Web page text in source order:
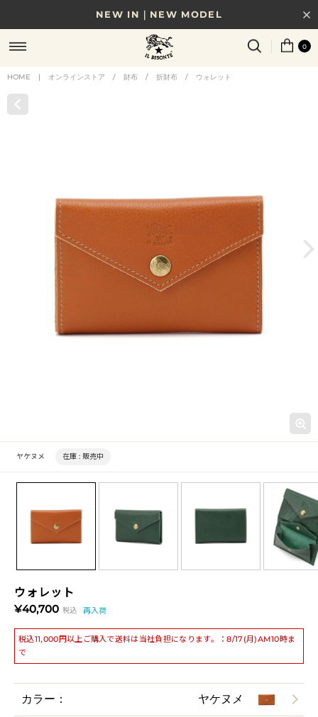
NEW IN｜NEW MODEL
8/17(月)10時まで｜税込11,000円以上で送料無料
贈る相手やシーンから選べる、新しいギフトガイド
0
HOME | オンラインストア / 財布 / 折財布 / ウォレット
ウォレット
¥40,700 税込 再入荷
税込11,000円以上ご購入で送料は当社負担になります。：8/17(月)AM10時ま
で
ヤケヌメ 在庫 : 販売中
カラー： ヤケヌメ